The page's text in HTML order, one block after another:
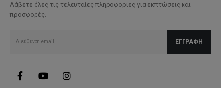
Λάβετε όλες τις τελευταίες πληροφορίες για εκπτώσεις και
προσφορές.